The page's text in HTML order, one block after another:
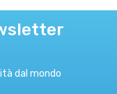
dal mondo